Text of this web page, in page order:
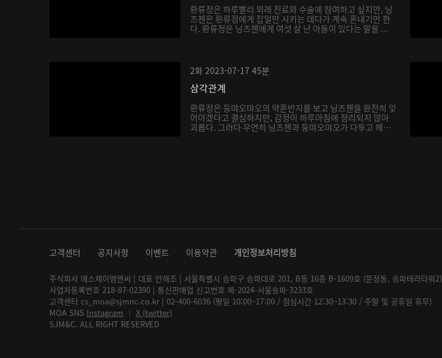
롼류정은 하루빨리 외래 진료와 수술에 참여하고 싶지만, 닝
즈첸은 롼류정에게 잡일만 시키는 데다가 계속 혼내기만 한
다. 롼류정은 닝즈첸에게 여섯 살 난 아들이 있다는 말을 ...
2화 2023-07-17 45분
삼각관계
롼류정은 둥먀오먀오의 약혼반지를 보고 닝즈첸을 완전히 잊
어야겠다고 결심하지만, 감정이 하루아침에 정리되지 않아
괴롭다. 그러다 우연히 닝즈첸과 둥먀오먀오가 다투고 헤어
고객센터 공지사항 이벤트 이용약관 개인정보처리방침
주식회사 에스제이엠엔씨 | 대표 안해조 | 서울특별시 송파구 송파대로 201, B동 16층 B-1609호 (문정동, 송파테라타워2)
사업자등록번호 218-87-02390 | 통신판매업 신고번호 제-2024-서울송파-3233호
고객센터 cs_moa@sjmnc.co.kr | 02-400-6036 (평일 10:00~17:00 / 점심시간 12:30~13:30 / 주말 및 공휴일 휴무)
MOA SNS Instagram │ X (twitter)
SJM&C. ALL RIGHT RESERVED